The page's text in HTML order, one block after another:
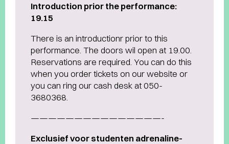
Introduction prior the performance:
19.15
There is an introductionr prior to this
performance. The doors wil open at 19.00.
Reservations are required. You can do this
when you order tickets on our website or
you can ring our cash desk at 050-
3680368.
———————————————-
Exclusief voor studenten adrenaline-